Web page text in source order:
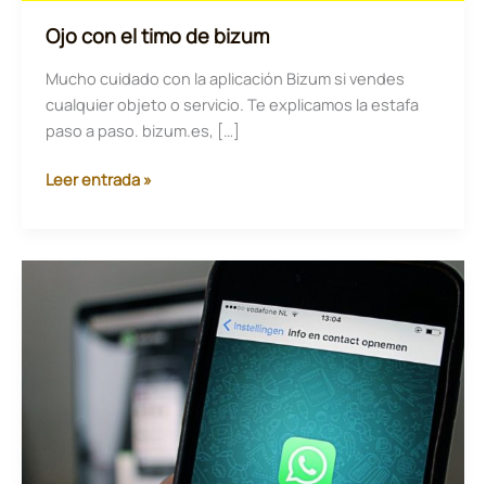
Ojo con el timo de bizum
Mucho cuidado con la aplicación Bizum si vendes
cualquier objeto o servicio. Te explicamos la estafa
paso a paso. bizum.es, […]
Ojo
timo
bizum
Leer entrada »